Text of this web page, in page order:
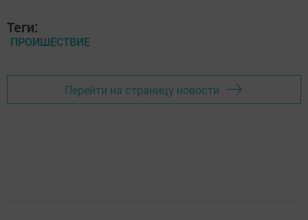
Теги:
ПРОИШЕСТВИЕ
Перейти на страницу новости